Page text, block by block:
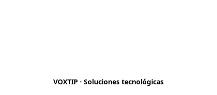
VOXTIP · Soluciones tecnológicas